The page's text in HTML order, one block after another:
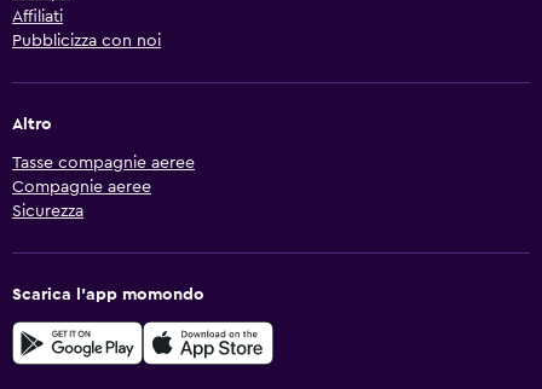
Affiliati
Pubblicizza con noi
Altro
Tasse compagnie aeree
Compagnie aeree
Sicurezza
Scarica l'app momondo